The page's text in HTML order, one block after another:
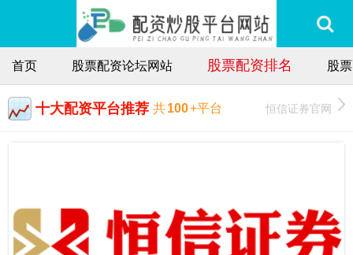
首页 股票配资论坛网站 股票配资排名 股
十大配资平台推荐 共100+平台 恒信证券官网